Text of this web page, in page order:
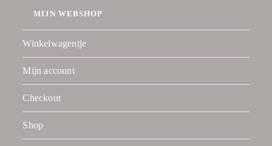
MIJN WEBSHOP
Winkelwagentje
Mijn account
Checkout
Shop